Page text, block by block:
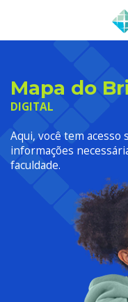
Mapa do
DIGITAL
Aqui, você tem acesso
informações
faculdade.